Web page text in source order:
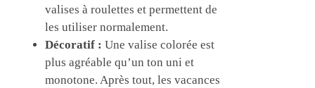
valises à roulettes et permettent de
les utiliser normalement.
Décoratif : Une valise colorée est
plus agréable qu’un ton uni et
monotone. Après tout, les vacances